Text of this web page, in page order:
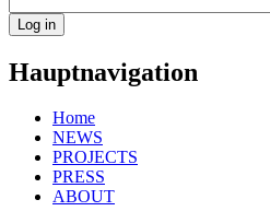
Hauptnavigation
Home
NEWS
PROJECTS
PRESS
ABOUT